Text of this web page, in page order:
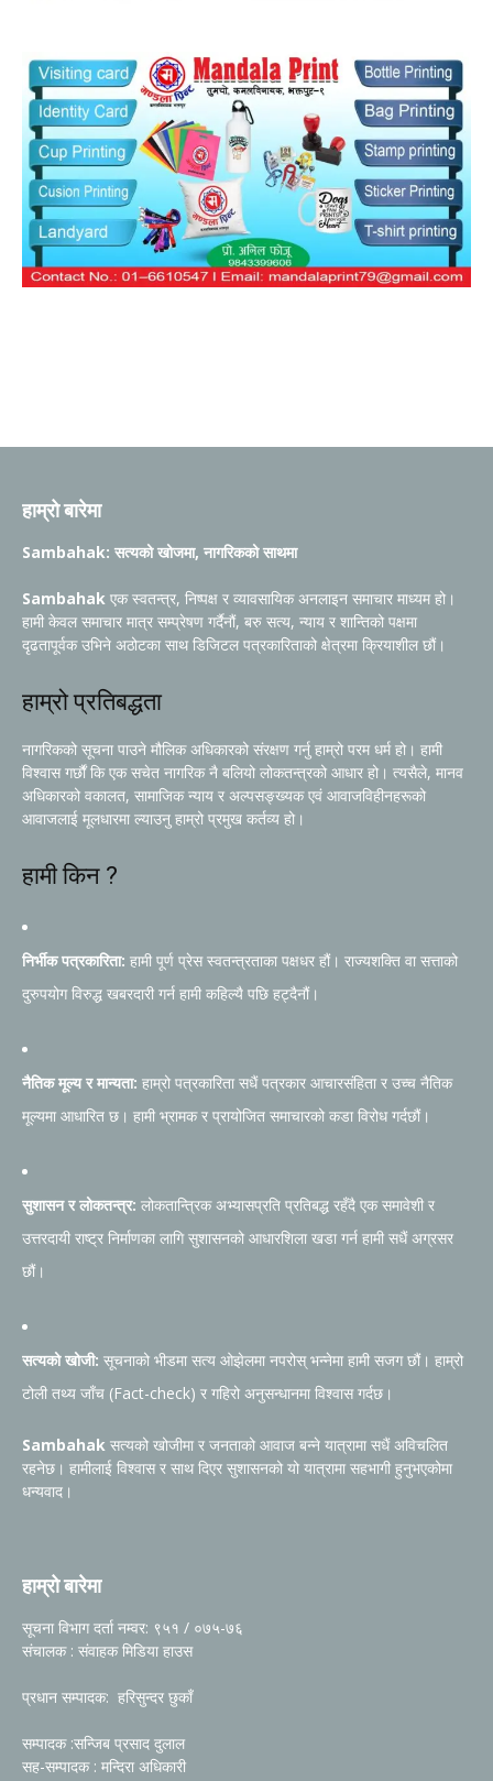
हाम्रो बारेमा
Sambahak: सत्यको खोजमा, नागरिकको साथमा
Sambahak एक स्वतन्त्र, निष्पक्ष र व्यावसायिक अनलाइन समाचार माध्यम हो।
हामी केवल समाचार मात्र सम्प्रेषण गर्दैनौं, बरु सत्य, न्याय र शान्तिको पक्षमा
दृढतापूर्वक उभिने अठोटका साथ डिजिटल पत्रकारिताको क्षेत्रमा क्रियाशील छौं।
हाम्रो प्रतिबद्धता
नागरिकको सूचना पाउने मौलिक अधिकारको संरक्षण गर्नु हाम्रो परम धर्म हो। हामी
विश्वास गर्छौं कि एक सचेत नागरिक नै बलियो लोकतन्त्रको आधार हो। त्यसैले, मानव
अधिकारको वकालत, सामाजिक न्याय र अल्पसङ्ख्यक एवं आवाजविहीनहरूको
आवाजलाई मूलधारमा ल्याउनु हाम्रो प्रमुख कर्तव्य हो।
हामी किन ?
निर्भीक पत्रकारिता: हामी पूर्ण प्रेस स्वतन्त्रताका पक्षधर हौं। राज्यशक्ति वा सत्ताको
दुरुपयोग विरुद्ध खबरदारी गर्न हामी कहिल्यै पछि हट्दैनौं।
नैतिक मूल्य र मान्यता: हाम्रो पत्रकारिता सधैं पत्रकार आचारसंहिता र उच्च नैतिक
मूल्यमा आधारित छ। हामी भ्रामक र प्रायोजित समाचारको कडा विरोध गर्दछौं।
सुशासन र लोकतन्त्र: लोकतान्त्रिक अभ्यासप्रति प्रतिबद्ध रहँदै एक समावेशी र
उत्तरदायी राष्ट्र निर्माणका लागि सुशासनको आधारशिला खडा गर्न हामी सधैं अग्रसर
छौं।
सत्यको खोजी: सूचनाको भीडमा सत्य ओझेलमा नपरोस् भन्नेमा हामी सजग छौं। हाम्रो
टोली तथ्य जाँच (Fact-check) र गहिरो अनुसन्धानमा विश्वास गर्दछ।
Sambahak सत्यको खोजीमा र जनताको आवाज बन्ने यात्रामा सधैं अविचलित
रहनेछ। हामीलाई विश्वास र साथ दिएर सुशासनको यो यात्रामा सहभागी हुनुभएकोमा
धन्यवाद।
हाम्रो बारेमा
सूचना विभाग दर्ता नम्वर: ९५१ / ०७५-७६
संचालक : संवाहक मिडिया हाउस
प्रधान सम्पादक: हरिसुन्दर छुकाँ
सम्पादक :सन्जिब प्रसाद दुलाल
सह-सम्पादक : मन्दिरा अधिकारी